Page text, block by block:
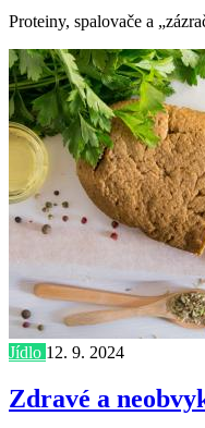
Proteiny, spalovače a
Jídlo 12. 9. 2024
Zdravé a